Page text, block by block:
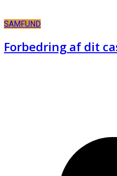
SAMFUND
Forbedring af dit